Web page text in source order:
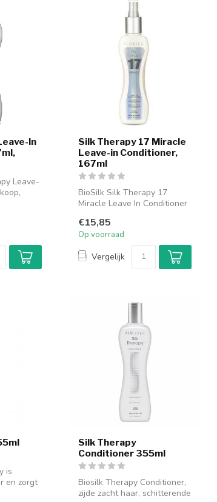
In
Leave-
Silk Therapy 17 Miracle
Leave-in Conditioner,
167ml
BioSilk Silk Therapy 17
Miracle Leave In Conditioner
werki...
€15,85
Op voorraad
Vergelijk
is
en zorgt
Silk Therapy
Conditioner 355ml
Biosilk Therapy Conditioner,
zijde zacht haar, schitterende